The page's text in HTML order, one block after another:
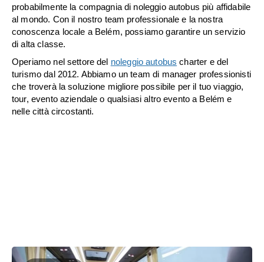
probabilmente la compagnia di noleggio autobus più affidabile
al mondo. Con il nostro team professionale e la nostra
conoscenza locale a Belém, possiamo garantire un servizio
di alta classe.
Operiamo nel settore del noleggio autobus charter e del
turismo dal 2012. Abbiamo un team di manager professionisti
che troverà la soluzione migliore possibile per il tuo viaggio,
tour, evento aziendale o qualsiasi altro evento a Belém e
nelle città circostanti.